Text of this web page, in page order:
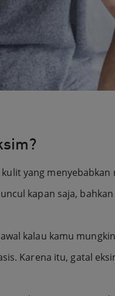
yang
kapan saja,
kalau kamu
Karena itu, gatal